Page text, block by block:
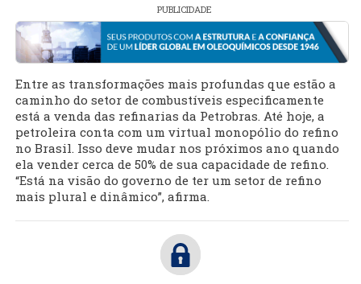
PUBLICIDADE
Entre as transformações mais profundas que estão a
caminho do setor de combustíveis especificamente
está a venda das refinarias da Petrobras. Até hoje, a
petroleira conta com um virtual monopólio do refino
no Brasil. Isso deve mudar nos próximos ano quando
ela vender cerca de 50% de sua capacidade de refino.
“Está na visão do governo de ter um setor de refino
mais plural e dinâmico”, afirma.